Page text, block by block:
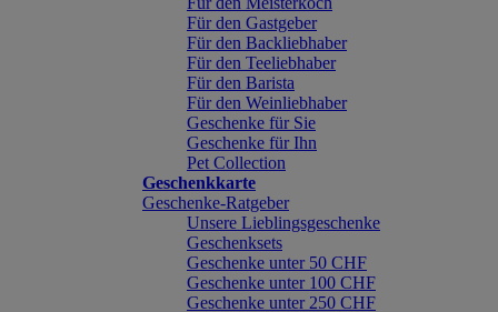
Für den Gastgeber
Für den Backliebhaber
Für den Teeliebhaber
Für den Barista
Für den Weinliebhaber
Geschenke für Sie
Geschenke für Ihn
Pet Collection
Geschenkkarte
Geschenke-Ratgeber
Unsere Lieblingsgeschenke
Geschenksets
Geschenke unter 50 CHF
Geschenke unter 100 CHF
Geschenke unter 250 CHF